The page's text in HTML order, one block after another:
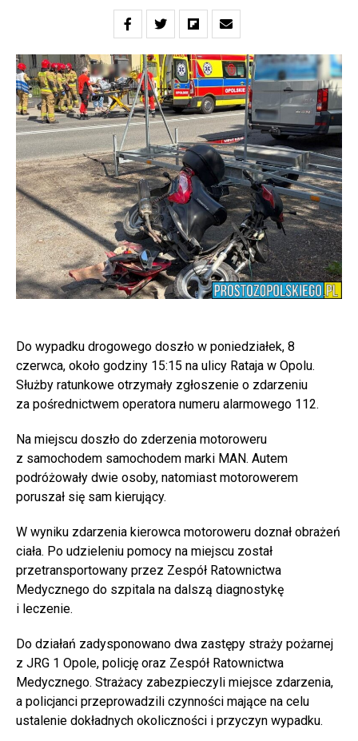
Do wypadku drogowego doszło w poniedziałek, 8
czerwca, około godziny 15:15 na ulicy Rataja w Opolu.
Służby ratunkowe otrzymały zgłoszenie o zdarzeniu
za pośrednictwem operatora numeru alarmowego 112.
Na miejscu doszło do zderzenia motoroweru
z samochodem samochodem marki MAN. Autem
podróżowały dwie osoby, natomiast motorowerem
poruszał się sam kierujący.
W wyniku zdarzenia kierowca motoroweru doznał obrażeń
ciała. Po udzieleniu pomocy na miejscu został
przetransportowany przez Zespół Ratownictwa
Medycznego do szpitala na dalszą diagnostykę
i leczenie.
Do działań zadysponowano dwa zastępy straży pożarnej
z JRG 1 Opole, policję oraz Zespół Ratownictwa
Medycznego. Strażacy zabezpieczyli miejsce zdarzenia,
a policjanci przeprowadzili czynności mające na celu
ustalenie dokładnych okoliczności i przyczyn wypadku.